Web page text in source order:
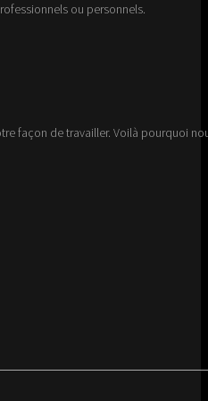
ou personnels.
façon de travailler. Voilà pourquoi